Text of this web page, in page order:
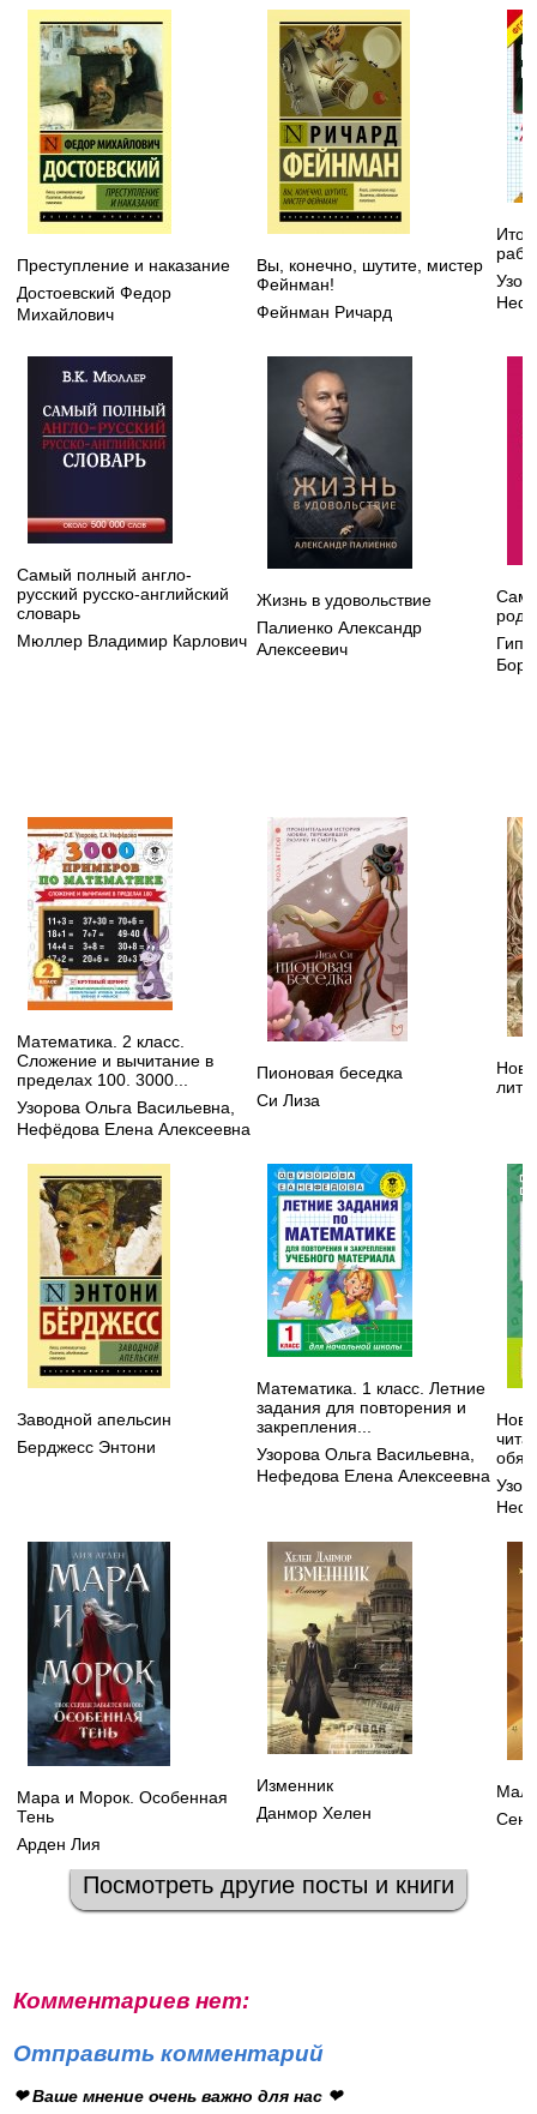
Преступление и наказание
Достоевский Федор
Михайлович
Вы, конечно, шутите, мистер
Фейнман!
Фейнман Ричард
Самый полный англо-
русский русско-английский
словарь
Мюллер Владимир Карлович
Жизнь в удовольствие
Палиенко Александр
Алексеевич
Математика. 2 класс.
Сложение и вычитание в
пределах 100. 3000...
Узорова Ольга Васильевна
Нефёдова Елена Алексеевна
Пионовая беседка
Си Лиза
Заводной апельсин
Берджесс Энтони
Математика. 1 класс. Летние
задания для повторения и
закрепления...
Узорова Ольга Васильевна
Нефедова Елена Алексеевна
Мара и Морок. Особенная
Тень
Арден Лия
Изменник
Данмор Хелен
Посмотреть другие посты и книги
Комментариев нет:
Отправить комментарий
❤ Ваше мнение очень важно для нас ❤